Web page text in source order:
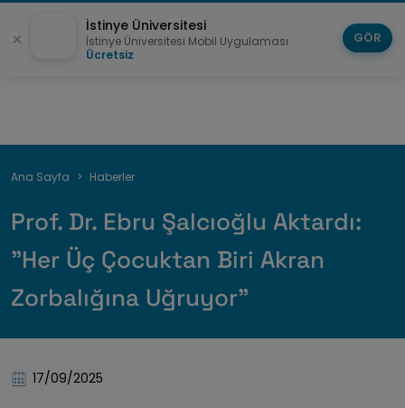
Sayfa
Ana Sayfa Haberler
Prof. Dr. Ebru Şalcıoğlu Aktardı:
"Her Üç Çocuktan Biri Akran
Zorbalığına Uğruyor"
17/09/2025
İstinye Üniversitesi
İstinye Üniversitesi Mobil Uygulaması
Ücretsiz
GÖR